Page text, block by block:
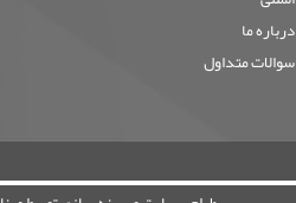
درباره ما
سوالات متداول